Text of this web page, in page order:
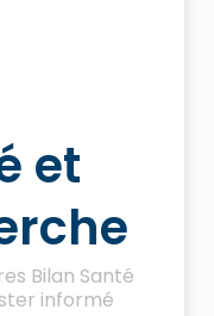
et
Bilan Santé
informé